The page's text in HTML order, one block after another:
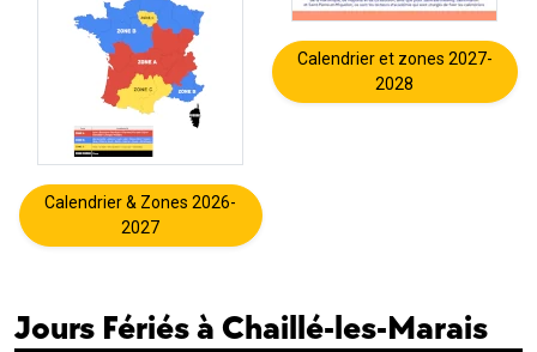
Calendrier & Zones 2026-
2027
Calendrier et zones 2027-
2028
Jours Fériés à Chaillé-les-Marais